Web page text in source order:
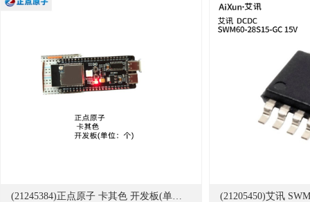
(21245384)正点原子 卡其色 开发板(单位：个)